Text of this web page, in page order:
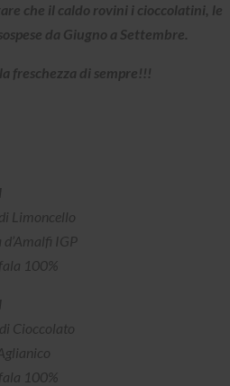
che il caldo rovini i cioccolatini, le
da Giugno a Settembre.
freschezza di sempre!!!
Limoncello
IGP
100%
Cioccolato
100%